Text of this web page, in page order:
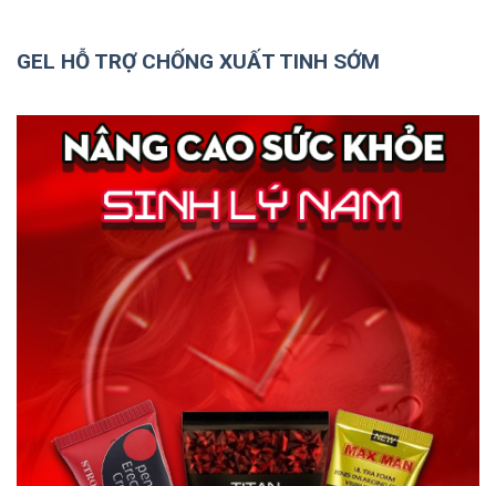
GEL HỖ TRỢ CHỐNG XUẤT TINH SỚM